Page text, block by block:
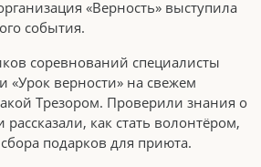
«Верность» выступила
события.
соревнований специалисты
«Урок верности» на свежем
Трезором. Проверили знания о
как стать волонтёром,
подарков для приюта.